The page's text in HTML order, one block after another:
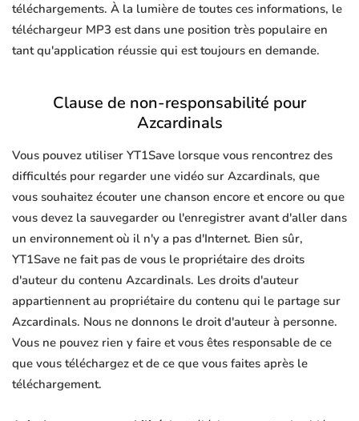
téléchargements. À la lumière de toutes ces informations, le
téléchargeur MP3 est dans une position très populaire en
tant qu'application réussie qui est toujours en demande.
Clause de non-responsabilité pour
Azcardinals
Vous pouvez utiliser YT1Save lorsque vous rencontrez des
difficultés pour regarder une vidéo sur Azcardinals, que
vous souhaitez écouter une chanson encore et encore ou que
vous devez la sauvegarder ou l'enregistrer avant d'aller dans
un environnement où il n'y a pas d'Internet. Bien sûr,
YT1Save ne fait pas de vous le propriétaire des droits
d'auteur du contenu Azcardinals. Les droits d'auteur
appartiennent au propriétaire du contenu qui le partage sur
Azcardinals. Nous ne donnons le droit d'auteur à personne.
Vous ne pouvez rien y faire et vous êtes responsable de ce
que vous téléchargez et de ce que vous faites après le
téléchargement.